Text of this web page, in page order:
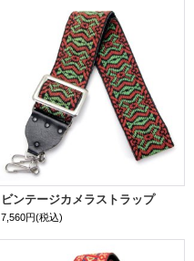
ビンテージカメラストラップ
7,560円(税込)